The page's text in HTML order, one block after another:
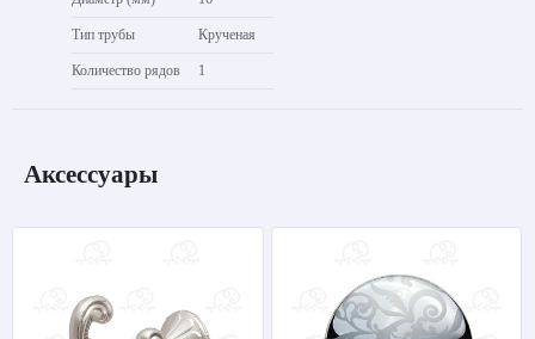
Тип трубы Крученая
Количество рядов 1
Аксессуары